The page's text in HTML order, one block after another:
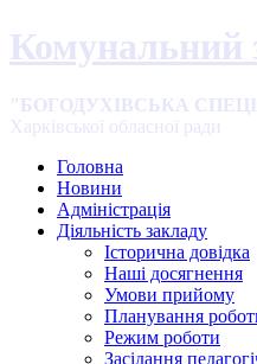
Комунальний
"БОГОДУХІВСЬКА
Харківської обласної ради
Головна
Новини
Адміністрація
Діяльність закладу
Історична довідка
Наші досягнення
Умови прийому
Планування
Режим роботи
Засідання